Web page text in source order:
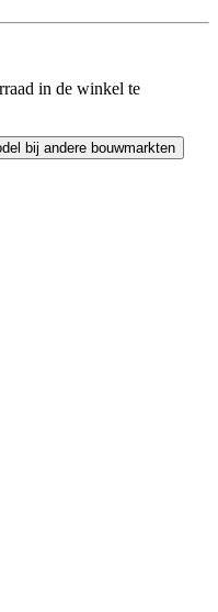
in de winkel te
bij andere bouwmarkten